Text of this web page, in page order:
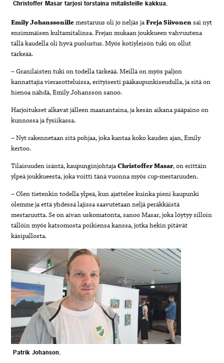
Christoffer Masartarjosi torstaina mitalisteille kakkua.
Emily Johanssonillemestaruus oli jo neljäs jaFreja Siivonensai nyt
ensimmäisen kultamitalinsa. Frejan mukaan joukkueen vahvuutena
tällä kaudella oli hyvä puolustus. Myös kotiyleisön tuki on ollut
tärkeää.
– Granilaisten tuki on todella tärkeää. Meillä on myös paljon
kannattajia vierasotteluissa, erityisesti pääkaupunkiseudulla, ja sitä on
hienoa nähdä, Emily Johansson sanoo.
Harjoitukset alkavat jälleen maanantaina, ja kesän aikana pääpaino on
kunnossa ja fysiikassa.
– Nyt rakennetaan sitä pohjaa, joka kantaa koko kauden ajan, Emily
kertoo.
Tilaisuuden isäntä, kaupunginjohtajaChristoffer Masar, on erittäin
ylpeä joukkueesta, joka voitti tänä vuonna myös cup-mestaruuden.
– Olen tietenkin todella ylpeä, kun ajattelee kuinka pieni kaupunki
olemme ja että yhdessä lajissa saavutetaan neljä peräkkäistä
mestaruutta. Se on aivan uskomatonta, sanoo Masar, joka löytyy silloin
tällöin myös katsomosta poikiensa kanssa, jotka hekin pitävät
käsipallosta.
Patrik Johanson.